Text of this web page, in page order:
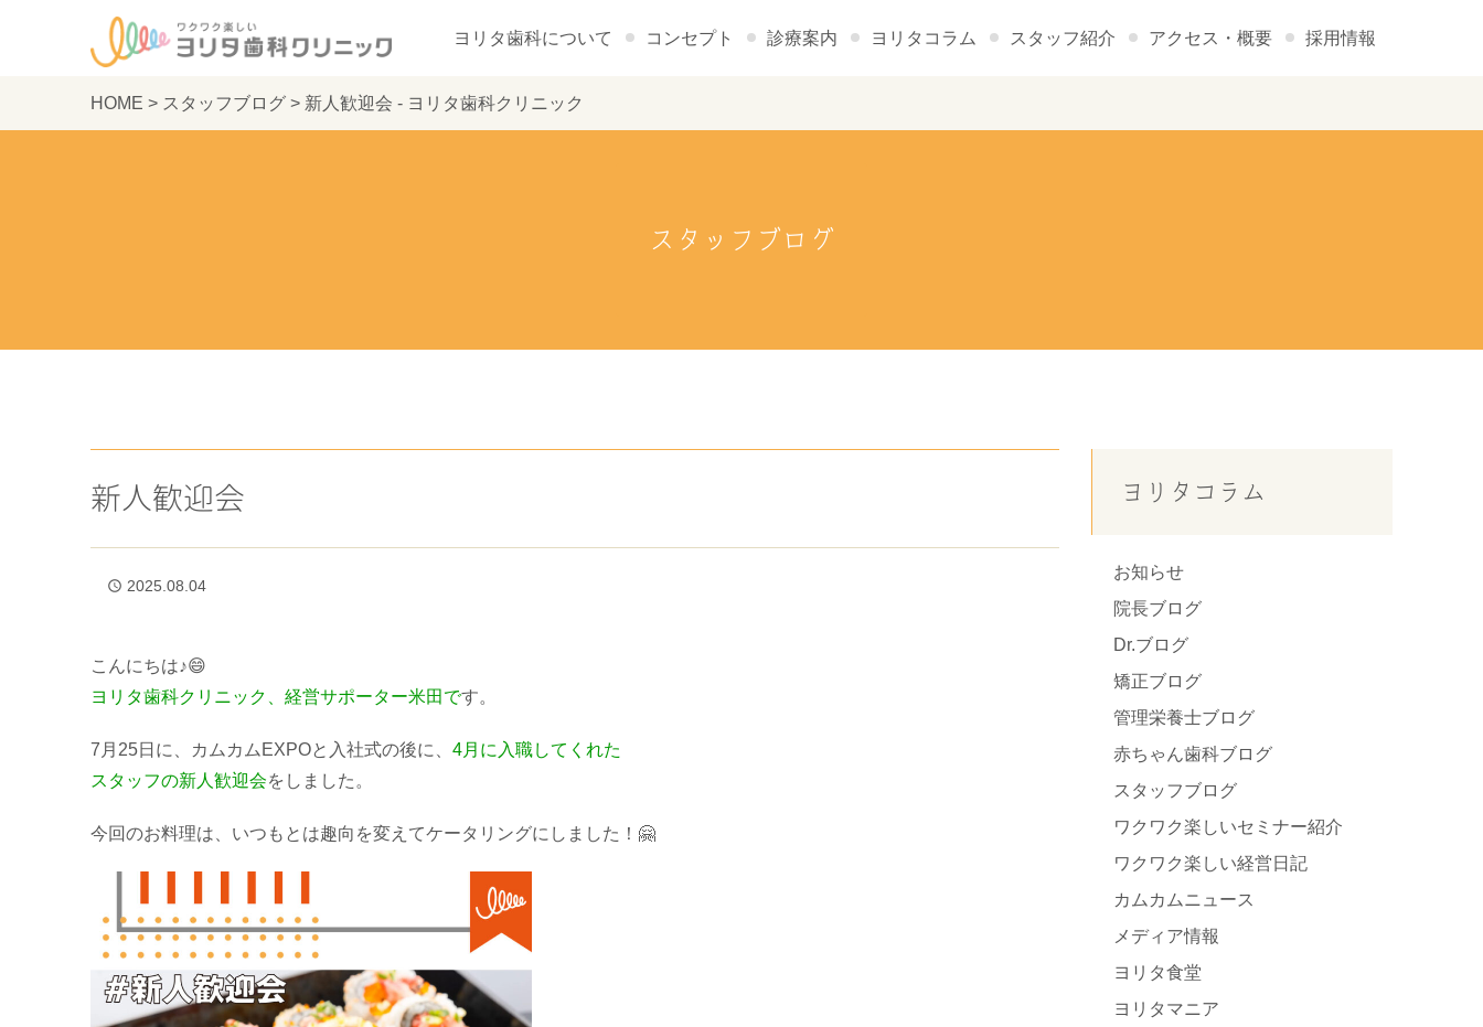
ヨリタ歯科について コンセプト 診療案内 ヨリタコラム スタッフ紹介 アクセス・概要 採用情報
HOME > スタッフブログ > 新人歓迎会 - ヨリタ歯科クリニック
スタッフブログ
新人歓迎会
access_time 2025.08.04
こんにちは♪😄
ヨリタ歯科クリニック、経営サポーター米田です。
7月25日に、カムカムEXPOと入社式の後に、 4月に入職してくれた
スタッフの新人歓迎会をしました。
今回のお料理は、いつもとは趣向を変えてケータリングにしました！🤗
ヨリタコラム
お知らせ
院長ブログ
Dr.ブログ
矯正ブログ
管理栄養士ブログ
赤ちゃん歯科ブログ
スタッフブログ
ワクワク楽しいセミナー紹介
ワクワク楽しい経営日記
カムカムニュース
メディア情報
ヨリタ食堂
ヨリタマニア